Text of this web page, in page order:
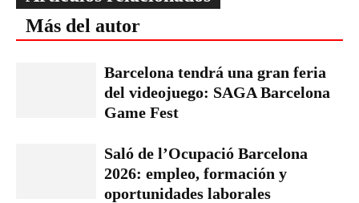
Más del autor
Barcelona tendrá una gran feria
del videojuego: SAGA Barcelona
Game Fest
Saló de l’Ocupació Barcelona
2026: empleo, formación y
oportunidades laborales